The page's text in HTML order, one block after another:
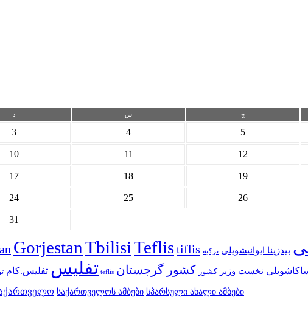
د س چ
3 4 5
10 11 12
17 18 19
24 25 26
31
GorjestanTbilisiTeflistiflis بیدزینا ایوانیشویلی ترکیه
تفلیس تفلیس.کام سایت teflis نخست وزیر کشور کشور گرجستان
საქართველოს ამბები სპარსული ახალი ამბები